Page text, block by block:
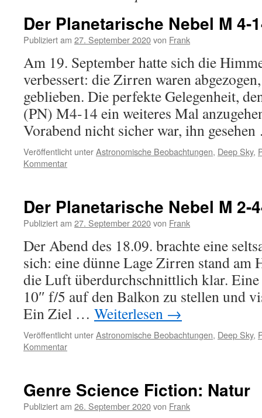
Der Planetarische Nebel M 4-
Publiziert am 27. September 2020von Frank
Am 19. September hatte sich die
verbessert: die Zirren waren
geblieben. Die perfekte Gelegenheit,
(PN) M4-14 ein weiteres Mal
Vorabend nicht sicher war, ihn
Veröffentlicht unterAstronomische Beobachtungen, Deep Sky,
Kommentar
Der Planetarische Nebel M 2-
Publiziert am 27. September 2020von Frank
Der Abend des 18.09. brachte eine
sich: eine dünne Lage Zirren stand am
die Luft überdurchschnittlich klar. Eine
10″ f/5 auf den Balkon zu stellen und
Ein Ziel … Weiterlesen →
Veröffentlicht unterAstronomische Beobachtungen, Deep Sky,
Kommentar
Genre Science Fiction: Natur
Publiziert am 26. September 2020von Frank